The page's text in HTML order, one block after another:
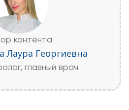
контента
Лаура Георгиевна
главный врач